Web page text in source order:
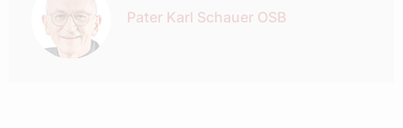
Pater Karl Schauer OSB